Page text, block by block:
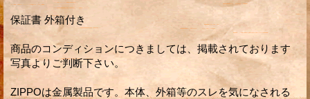
保証書 外箱付き
商品のコンディションにつきましては、掲載されております
写真よりご判断下さい。
ZIPPOは金属製品です。本体、外箱等のスレを気になされる